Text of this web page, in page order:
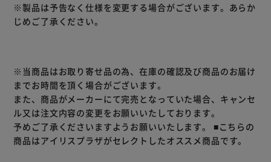
※製品は予告なく仕様を変更する場合がございます。あらか
じめご了承ください。
※当商品はお取り寄せ品の為、在庫の確認及び商品のお届け
までお時間を頂く場合がございます。
また、商品がメーカーにて完売となっていた場合、キャンセ
ル又は注文内容の変更をお願いいたしております。
予めご了承くださいますようお願いいたします。 ■こちらの
商品はアイリスプラザがセレクトしたオススメ商品です。